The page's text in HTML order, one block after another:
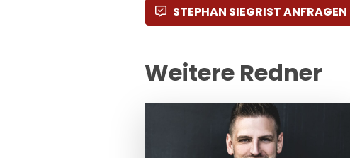
STEPHAN SIEGRIST ANFRAGEN
Weitere Redner